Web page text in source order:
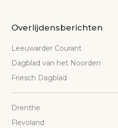
Overlijdensberichten
Leeuwarder Courant
Dagblad van het Noorden
Friesch Dagblad
Drenthe
Flevoland